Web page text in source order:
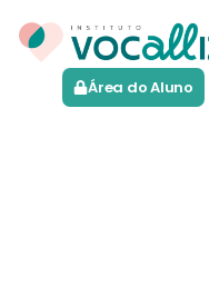
Área do Aluno